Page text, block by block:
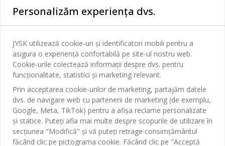
Baie
Birou
Sufragerie
Bucătărie
Depozitare
Perdele
Contact Relații Clienți
Magazine și program
Broșură
Termeni si conditii vânzări online
Garantia prețului
JYSK
Despre JYSK
JYSK.com
Presă
Locuri de muncă
SEDIU CENTRAL
TAROL-DD S.R.L. str. Jubiliara, 41A mun. Chișinău, Republica
Moldova
JYSK RELAȚII CLIENȚI
Contact Relații Clienți
Telefon: 022 022 030
Urmărește Jysk
Personalizăm experiența dvs.
JYSK utilizează cookie-uri și identificatori mobili pentru a
asigura o experiență confortabilă pe site-ul nostru web.
Cookie-urile colectează informații despre dvs. pentru
funcționalitate, statistici și marketing relevant.
Prin acceptarea cookie-urilor de marketing, partajăm datele
dvs. de navigare web cu partenerii de marketing (de exemplu,
Google, Meta, TikTok) pentru a afișa reclame personalizate
și statice. Puteți afla mai multe despre scopurile de utilizare în
secțiunea "Modifică" și vă puteți retrage consimțământul
făcând clic pe pictograma cookie. Făcând clic pe "Acceptă